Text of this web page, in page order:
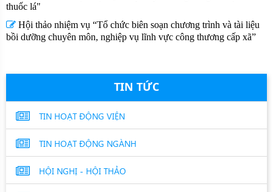
thuốc lá"
Hội thảo nhiệm vụ “Tổ chức biên soạn chương trình và tài liệu
bồi dưỡng chuyên môn, nghiệp vụ lĩnh vực công thương cấp xã”
TIN TỨC
TIN HOẠT ĐỘNG VIỆN
TIN HOẠT ĐỘNG NGÀNH
HỘI NGHỊ - HỘI THẢO